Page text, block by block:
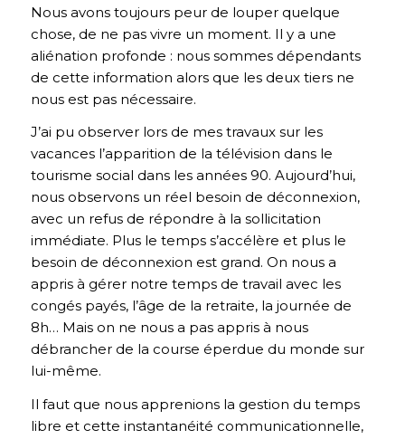
Nous avons toujours peur de louper quelque
chose, de ne pas vivre un moment. Il y a une
aliénation profonde : nous sommes dépendants
de cette information alors que les deux tiers ne
nous est pas nécessaire.
J’ai pu observer lors de mes travaux sur les
vacances l’apparition de la télévision dans le
tourisme social dans les années 90. Aujourd’hui,
nous observons un réel besoin de déconnexion,
avec un refus de répondre à la sollicitation
immédiate. Plus le temps s’accélère et plus le
besoin de déconnexion est grand. On nous a
appris à gérer notre temps de travail avec les
congés payés, l’âge de la retraite, la journée de
8h… Mais on ne nous a pas appris à nous
débrancher de la course éperdue du monde sur
lui-même.
Il faut que nous apprenions la gestion du temps
libre et cette instantanéité communicationnelle,